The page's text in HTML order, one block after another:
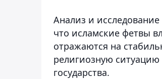
Анализ и
что исламские фетвы
отражаются на
религиозную
государства.